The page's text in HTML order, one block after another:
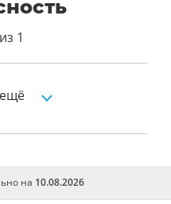
1
на 10.08.2026